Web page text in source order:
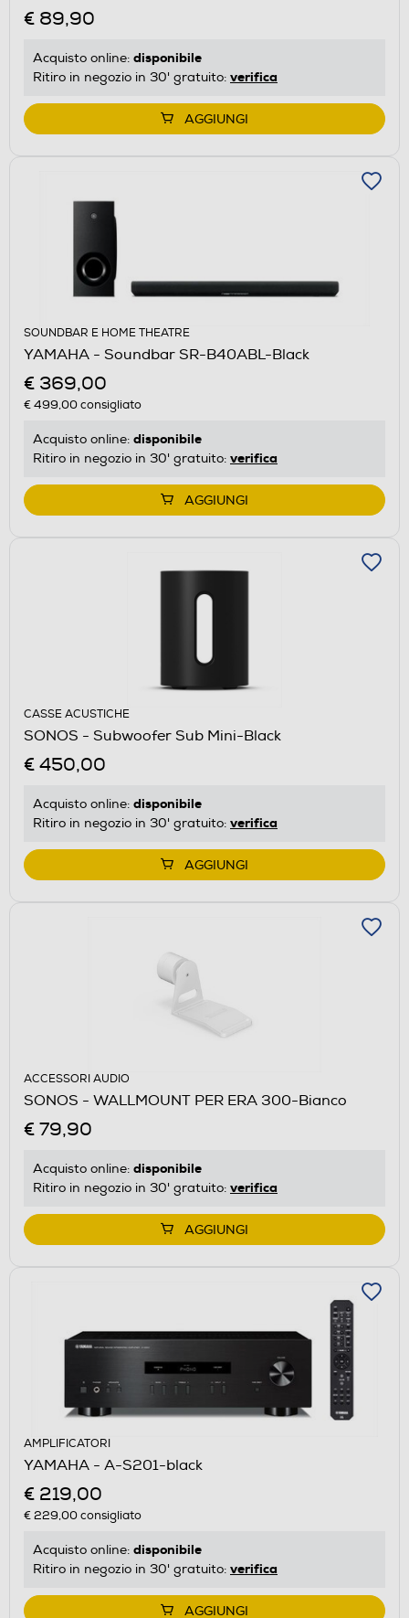
€ 89,90
Acquisto online: disponibile
Ritiro in negozio in 30' gratuito: verifica
AGGIUNGI
SOUNDBAR E HOME THEATRE
YAMAHA - Soundbar SR-B40ABL-Black
€ 369,00
€ 499,00consigliato
Acquisto online: disponibile
Ritiro in negozio in 30' gratuito: verifica
AGGIUNGI
CASSE ACUSTICHE
SONOS - Subwoofer Sub Mini-Black
€ 450,00
Acquisto online: disponibile
Ritiro in negozio in 30' gratuito: verifica
AGGIUNGI
ACCESSORI AUDIO
SONOS - WALLMOUNT PER ERA 300-Bianco
€ 79,90
Acquisto online: disponibile
Ritiro in negozio in 30' gratuito: verifica
AGGIUNGI
AMPLIFICATORI
YAMAHA - A-S201-black
€ 219,00
€ 229,00consigliato
Acquisto online: disponibile
Ritiro in negozio in 30' gratuito: verifica
AGGIUNGI